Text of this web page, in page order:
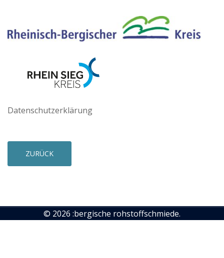
Datenschutzerklärung
ZURÜCK
© 2026 :bergische rohstoffschmiede.